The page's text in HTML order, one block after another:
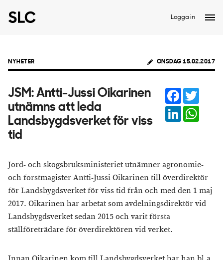
Logga in
NYHETER ONSDAG 15.02.2017
JSM: Antti-Jussi Oikarinen
utnämns att leda
Landsbygdsverket för viss
tid
Facebook
LinkedIn
Jord- och skogsbruksministeriet utnämner agronomie-
och forstmagister Antti-Jussi Oikarinen till överdirektör
för Landsbygdsverket för viss tid från och med den 1 maj
2017. Oikarinen har arbetat som avdelningsdirektör vid
Landsbygdsverket sedan 2015 och varit första
ställföreträdare för överdirektören vid verket.